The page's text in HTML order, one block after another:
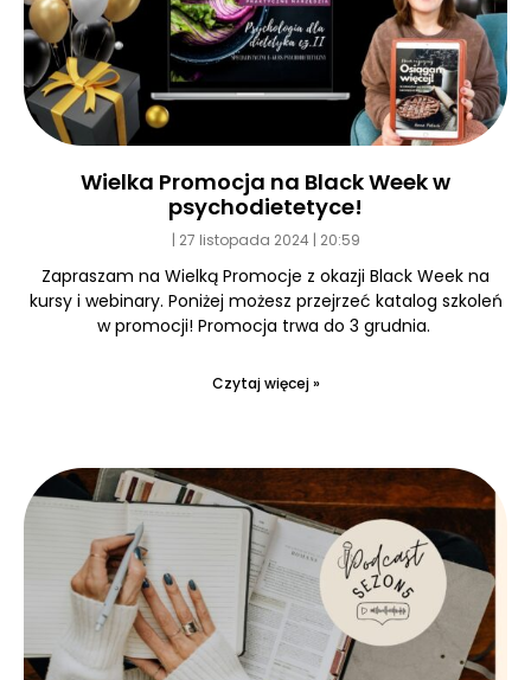
Wielka Promocja na Black Week w
psychodietetyce!
27 listopada 2024 20:59
Zapraszam na Wielką Promocje z okazji Black Week na
kursy i webinary. Poniżej możesz przejrzeć katalog szkoleń
w promocji! Promocja trwa do 3 grudnia.
Czytaj więcej »